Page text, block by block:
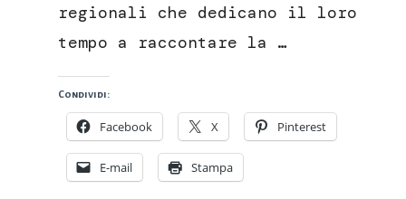
regionali che dedicano il loro
tempo a raccontare la …
Condividi:
Facebook X Pinterest
E-mail Stampa